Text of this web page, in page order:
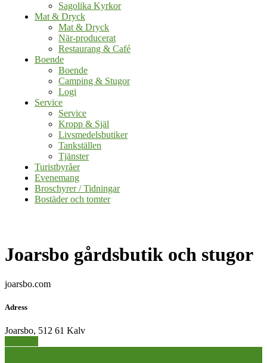
Sagolika Kyrkor
Mat & Dryck
Mat & Dryck
När-producerat
Restaurang & Café
Boende
Boende
Camping & Stugor
Logi
Service
Service
Kropp & Själ
Livsmedelsbutiker
Tankställen
Tjänster
Turistbyråer
Evenemang
Broschyrer / Tidningar
Bostäder och tomter
Joarsbo gårdsbutik och stugor
joarsbo.com
Adress
Joarsbo, 512 61 Kalv